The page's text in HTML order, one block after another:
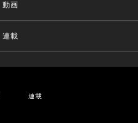
動画
連載
連載